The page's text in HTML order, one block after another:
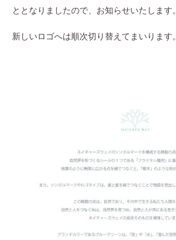
ととなりましたので、お知らせいたします。
新しいロゴへは順次切り替えてまいります。